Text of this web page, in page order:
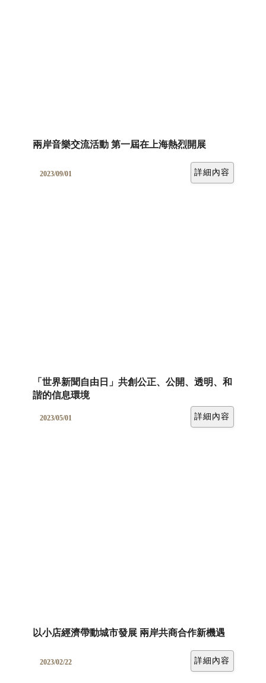
兩岸音樂交流活動 第一屆在上海熱烈開展
2023/09/01 詳細內容
「世界新聞自由日」共創公正、公開、透明、和
諧的信息環境
2023/05/01 詳細內容
以小店經濟帶動城市發展 兩岸共商合作新機遇
2023/02/22 詳細內容